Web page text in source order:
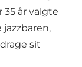
35 år valgte
sit